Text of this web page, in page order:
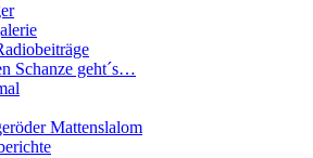
Schanze geht´s…
Mattenslalom